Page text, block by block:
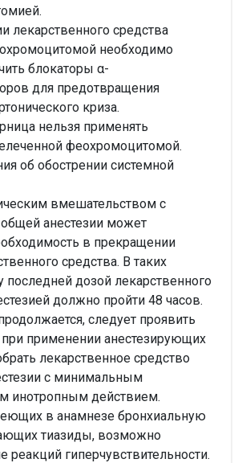
лекарственного средства
необходимо
блокаторы α-
для предотвращения
криза.
нельзя применять
феохромоцитомой.
об обострении системной
вмешательством с
анестезии может
в прекращении
средства. В таких
последней дозой лекарственного
должно пройти 48 часов.
следует проявить
применении анестезирующих
лекарственное средство
с минимальным
инотропным действием.
в анамнезе бронхиальную
тиазиды, возможно
реакций гиперчувствительности.